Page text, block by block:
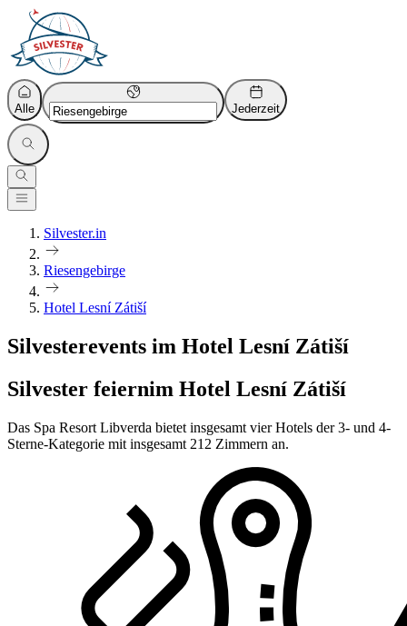
Alle Jederzeit
Silvester.in
Riesengebirge
Hotel Lesní Zátiší
Silvesterevents im Hotel Lesní Zátiší
Silvester feiernim Hotel Lesní Zátiší
Das Spa Resort Libverda bietet insgesamt vier Hotels der 3- und 4-
Sterne-Kategorie mit insgesamt 212 Zimmern an.